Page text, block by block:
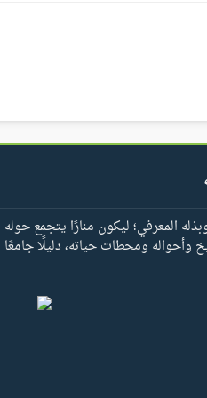
المعرفي؛ ليكون منارًا يتجمع حوله
ومحطات حياته، دليلًا جامعًا